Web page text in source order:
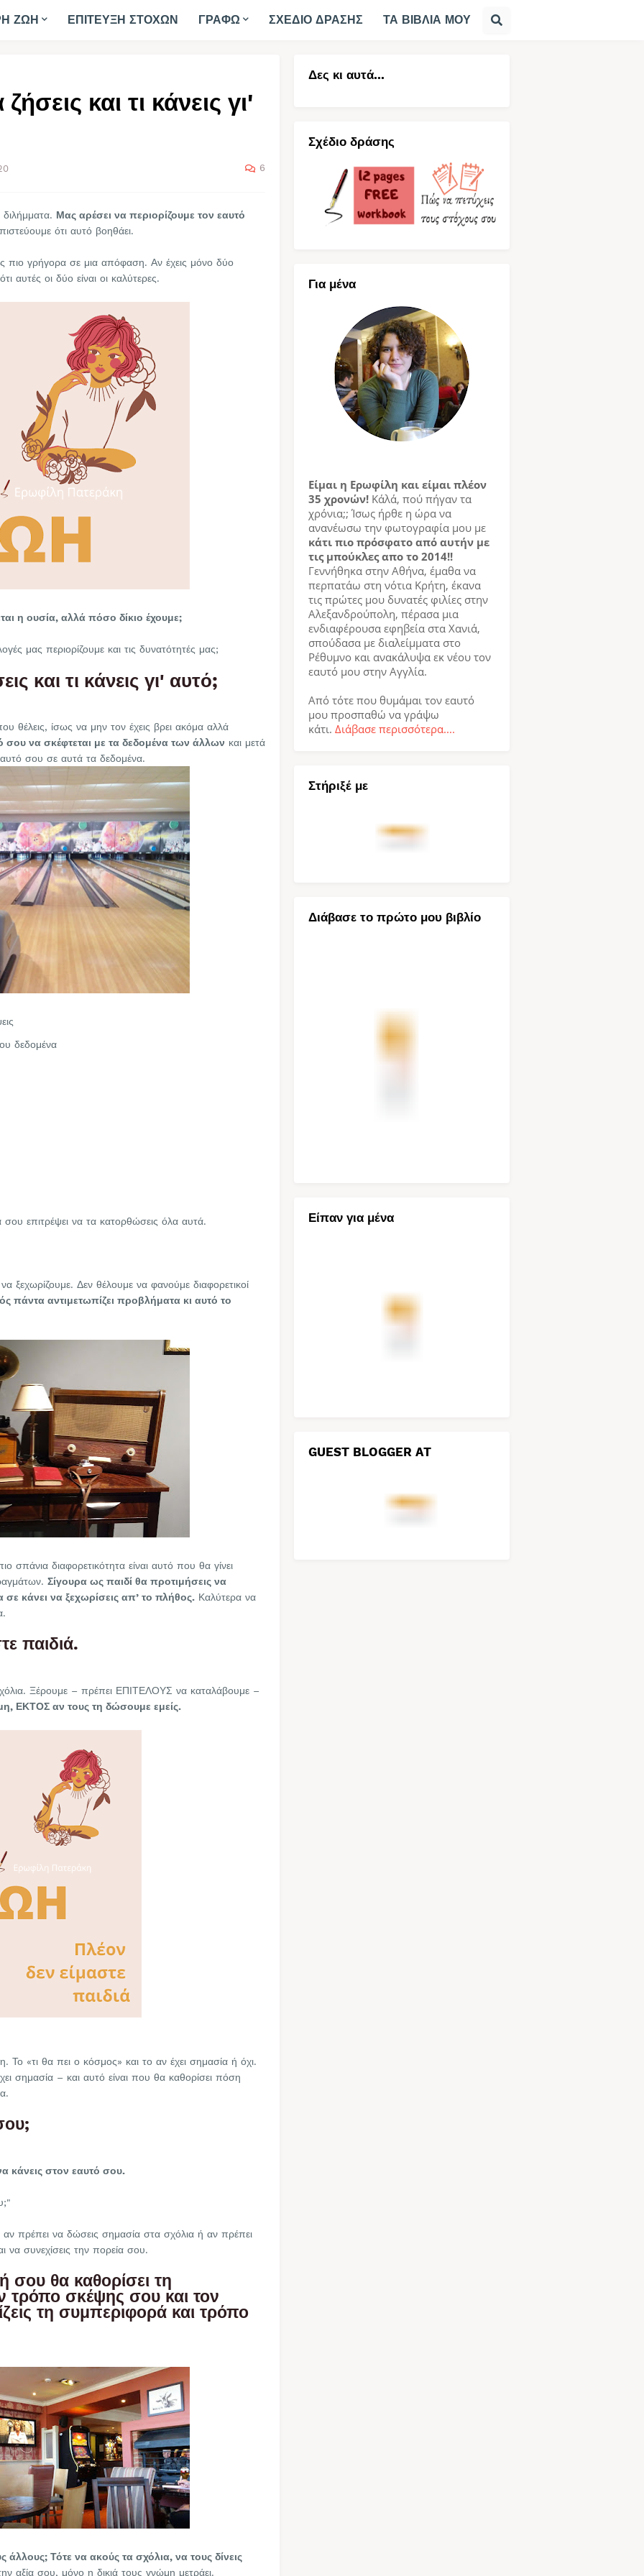
ΖΩΗ ΕΠΙΤΕΥΞΗ ΣΤΟΧΩΝ ΓΡΑΦΩ ΣΧΕΔΙΟ ΔΡΑΣΗΣ ΤΑ ΒΙΒΛΙΑ ΜΟΥ
και τι κάνεις γι'
6
Μας αρέσει να περιορίζουμε τον εαυτό
ότι αυτό βοηθάει.
πιο γρήγορα σε μια απόφαση. Αν έχεις μόνο δύο
αυτές οι δύο είναι οι καλύτερες.
η ουσία, αλλά πόσο δίκιο έχουμε;
μας περιορίζουμε και τις δυνατότητές μας;
και τι κάνεις γι' αυτό;
θέλεις, ίσως να μην τον έχεις βρει ακόμα αλλά
σου να σκέφτεται με τα δεδομένα των άλλων και μετά
σου σε αυτά τα δεδομένα.
δεδομένα
επιτρέψει να τα κατορθώσεις όλα αυτά.
ξεχωρίζουμε. Δεν θέλουμε να φανούμε διαφορετικοί
πάντα αντιμετωπίζει προβλήματα κι αυτό το
σπάνια διαφορετικότητα είναι αυτό που θα γίνει
Σίγουρα ως παιδί θα προτιμήσεις να
σε κάνει να ξεχωρίσεις απ’ το πλήθος. Καλύτερα να
παιδιά.
Ξέρουμε – πρέπει ΕΠΙΤΕΛΟΥΣ να καταλάβουμε –
ΕΚΤΟΣ αν τους τη δώσουμε εμείς.
Το «τι θα πει ο κόσμος» και το αν έχει σημασία ή όχι.
σημασία – και αυτό είναι που θα καθορίσει πόση
κάνεις στον εαυτό σου.
πρέπει να δώσεις σημασία στα σχόλια ή αν πρέπει
συνεχίσεις την πορεία σου.
σου θα καθορίσει τη
τρόπο σκέψης σου και τον
τη συμπεριφορά και τρόπο
άλλους; Τότε να ακούς τα σχόλια, να τους δίνεις
αξία σου, μόνο η δικιά τους γνώμη μετράει.
Δες κι αυτά...
Σχέδιο δράσης
Για μένα
Είμαι η Ερωφίλη και είμαι πλέον
35 χρονών! Κάλά, πού πήγαν τα
χρόνια;; Ίσως ήρθε η ώρα να
ανανέωσω την φωτογραφία μου με
κάτι πιο πρόσφατο από αυτήν με
τις μπούκλες απο το 2014!!
Γεννήθηκα στην Αθήνα, έμαθα να
περπατάω στη νότια Κρήτη, έκανα
τις πρώτες μου δυνατές φιλίες στην
Αλεξανδρούπολη, πέρασα μια
ενδιαφέρουσα εφηβεία στα Χανιά,
σπούδασα με διαλείμματα στο
Ρέθυμνο και ανακάλυψα εκ νέου τον
εαυτό μου στην Αγγλία.
Από τότε που θυμάμαι τον εαυτό
μου προσπαθώ να γράψω
κάτι. Διάβασε περισσότερα....
Στήριξέ με
Διάβασε το πρώτο μου βιβλίο
Είπαν για μένα
GUEST BLOGGER AT